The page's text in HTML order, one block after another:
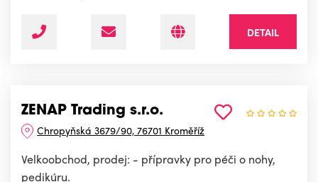
DETAIL
ZENAP Trading s.r.o.
Chropyňská 3679/90, 76701 Kroměříž
Velkoobchod, prodej: - přípravky pro péči o nohy,
pedikúru.